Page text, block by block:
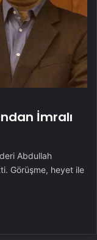
İmralı
Abdullah
Görüşme, heyet ile